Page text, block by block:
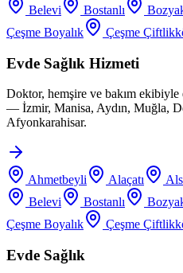
Belevi
Bostanlı
Çeşme Boyalık
Çeşme
Evde Sağlık Hizmeti
Doktor, hemşire ve bakım
— İzmir, Manisa, Aydın, Muğla,
Afyonkarahisar.
Ahmetbeyli Alaçatı
Belevi
Bostanlı
Çeşme Boyalık
Çeşme
Evde Sağlık